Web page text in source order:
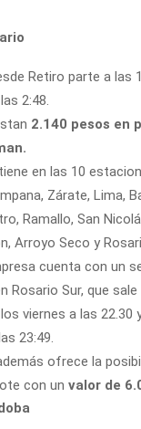
Retiro parte a las
2:48.
2.140 pesos en
en las 10
Zárate, Lima,
Ramallo, San
Arroyo Seco y
cuenta con un
Rosario Sur, que
viernes a las 22.30
23:49.
ofrece la
con un valor de